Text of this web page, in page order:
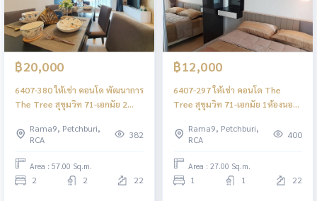
฿20,000
6407-380 ให้เช่า คอนโด พัฒนาการ
The Tree สุขุมวิท 71-เอกมัย 2
Rama9, Petchburi,
RCA
382
Area : 57.00 Sq.m.
2 2 22
฿12,000
6407-297 ให้เช่า คอนโด The
Tree สุขุมวิท 71-เอกมัย 1ห้องนอน
Rama9, Petchburi,
RCA
400
Area : 27.00 Sq.m.
1 1 22